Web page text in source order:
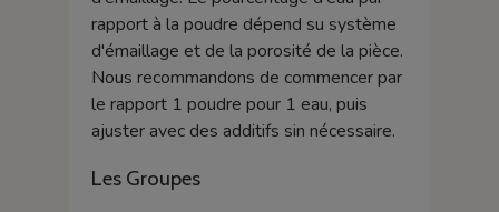
rapport à la poudre dépend su système
d'émaillage et de la porosité de la pièce.
Nous recommandons de commencer par
le rapport 1 poudre pour 1 eau, puis
ajuster avec des additifs sin nécessaire.
Les Groupes